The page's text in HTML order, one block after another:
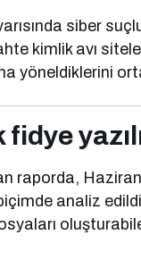
siber
kimlik avı
yöneldiklerini
raporda,
analiz